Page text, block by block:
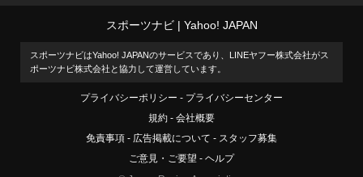
スポーツナビ Yahoo! JAPAN
スポーツナビはYahoo! JAPANのサービスであり、LINEヤフー株式会社がス
ポーツナビ株式会社と協力して運営しています。
プライバシーポリシー
プライバシーセンター
規約
会社概要
免責事項
広告掲載について
スタッフ募集
ご意見・ご要望
ヘルプ